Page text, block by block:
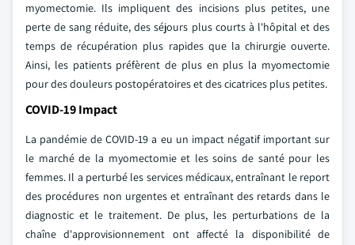
myomectomie. Ils impliquent des incisions plus petites, une
perte de sang réduite, des séjours plus courts à l'hôpital et des
temps de récupération plus rapides que la chirurgie ouverte.
Ainsi, les patients préfèrent de plus en plus la myomectomie
pour des douleurs postopératoires et des cicatrices plus petites.
COVID-19 Impact
La pandémie de COVID-19 a eu un impact négatif important sur
le marché de la myomectomie et les soins de santé pour les
femmes. Il a perturbé les services médicaux, entraînant le report
des procédures non urgentes et entraînant des retards dans le
diagnostic et le traitement. De plus, les perturbations de la
chaîne d'approvisionnement ont affecté la disponibilité de